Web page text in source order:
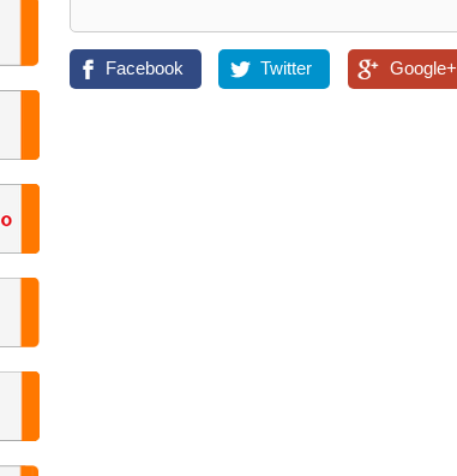
Facebook Twitter Google+